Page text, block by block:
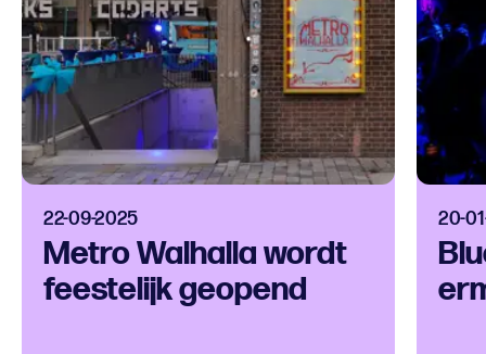
22-09-2025
Metro Walhalla wordt
feestelijk geopend
20-